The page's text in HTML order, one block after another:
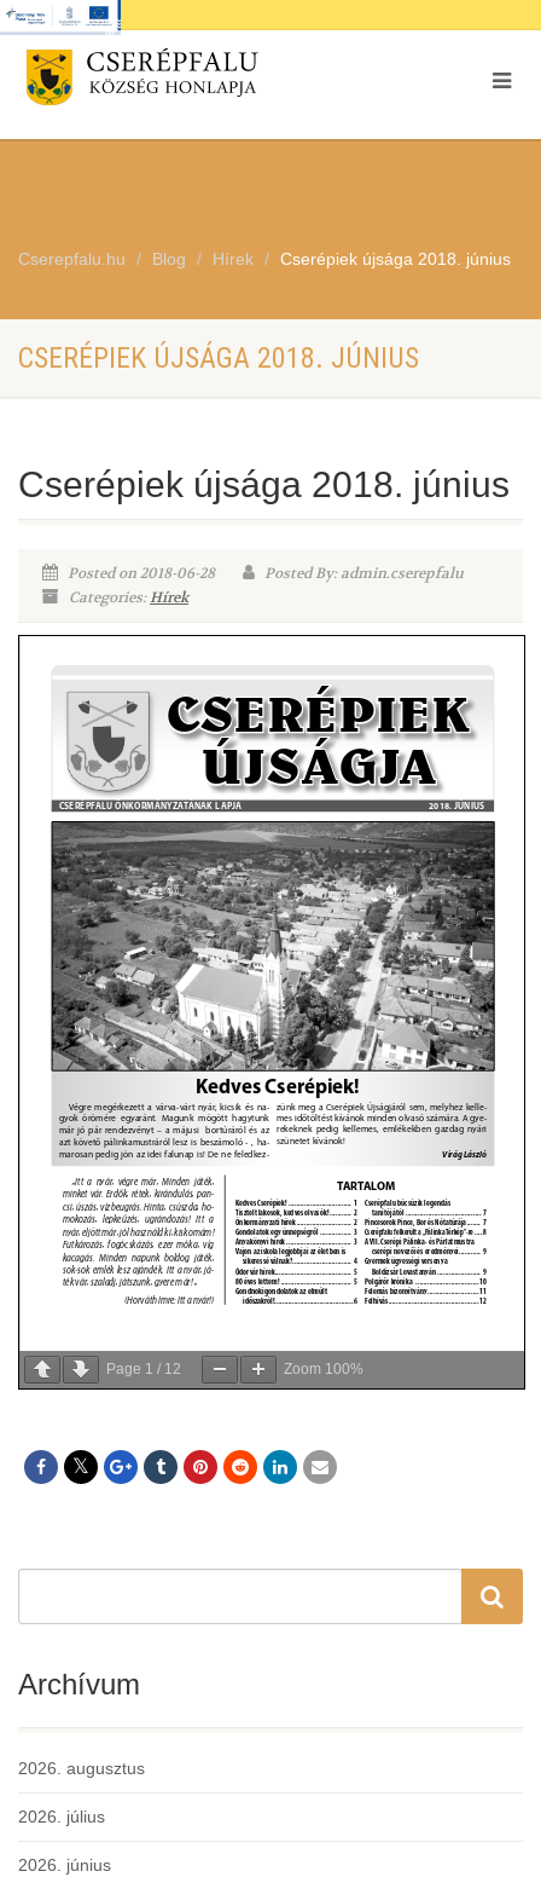
Cserepfalu.hu Blog Hírek Cserépiek újsága 2018. június
CSERÉPIEK ÚJSÁGA 2018. JÚNIUS
Cserépiek újsága 2018. június
Posted on 2018-06-28
Posted By: admin.cserepfalu
Categories:Hírek
Page 1 / 12 Zoom 100%
Archívum
2026. augusztus
2026. július
2026. június